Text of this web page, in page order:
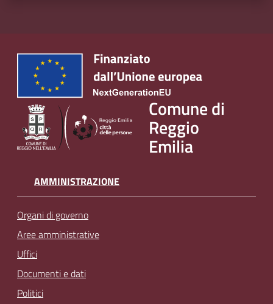
Comune di
Reggio
Emilia
AMMINISTRAZIONE
Organi di governo
Aree amministrative
Uffici
Documenti e dati
Politici